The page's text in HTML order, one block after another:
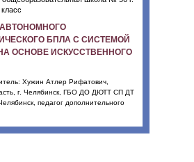
БПЛА С СИСТЕМОЙ
ОСНОВЕ ИСКУССТВЕННОГО
Хужин Атлер Рифатович,
г. Челябинск, ГБО ДО ДЮТТ СП ДТ
педагог дополнительного